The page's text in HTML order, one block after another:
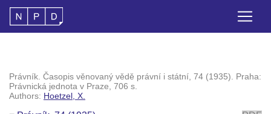
Právník. Časopis věnovaný vědě právní i státní, 74 (1935). Praha:
Právnická jednota v Praze, 706 s.
Authors: Hoetzel, X.